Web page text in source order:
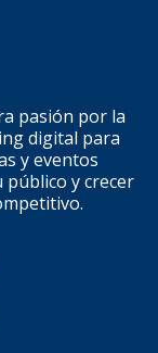
pasión por la
digital para
y eventos
público y crecer